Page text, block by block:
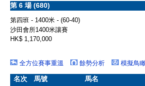
第 6 場 (680)
第四班 - 1400米 - (60-40)
沙田會所1400米讓賽
HK$ 1,170,000
全方位賽事重溫
餘勢分析 模擬鳥
名次 馬號 馬名